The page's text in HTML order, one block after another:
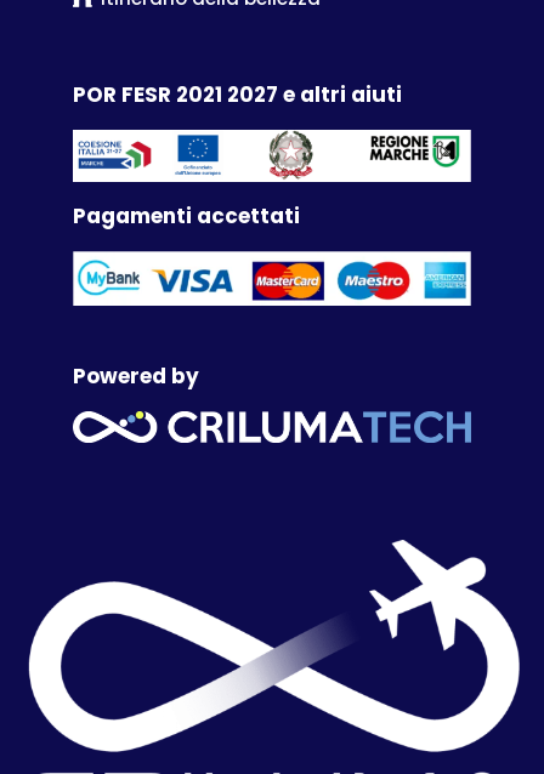
POR FESR 2021 2027 e altri aiuti
Pagamenti accettati
Powered by